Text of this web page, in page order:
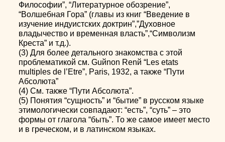
Философии”, “Литературное обозрение”,
“Волшебная Гора” (главы из книг “Введение в
изучение индуистских доктрин”,”Духовное
владычество и временная власть”,“Символизм
Креста” и т.д.).
(3) Для более детального знакомства с этой
проблематикой см. Guйnon Renй “Les etats
multiples de l’Etre”, Paris, 1932, а также “Пути
Абсолюта”
(4) См. также “Пути Абсолюта”.
(5) Понятия “сущность” и “бытие” в русском языке
этимологически совпадают: “есть”, “суть” – это
формы от глагола “быть”. То же самое имеет место
и в греческом, и в латинском языках.